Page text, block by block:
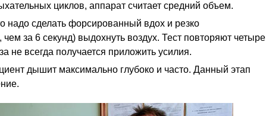
циклов, аппарат считает средний объем.
надо сделать форсированный вдох и резко
за 6 секунд) выдохнуть воздух. Тест повторяют четыре
не всегда получается приложить усилия.
дышит максимально глубоко и часто. Данный этап